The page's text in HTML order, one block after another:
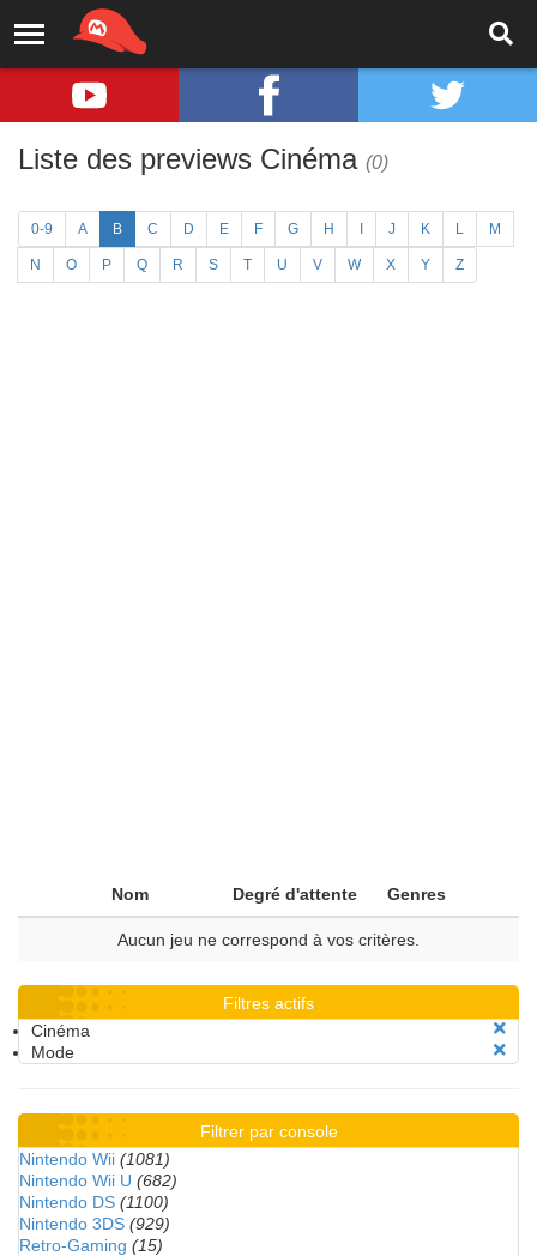
Liste des previews Cinéma (0)
0-9 A B C D E F G H J K L M
N O P Q R S T U V W X Y Z
Nom Degré d'attente Genres
Aucun jeu ne correspond à vos critères.
Filtres actifs
Cinéma
Mode
Filtrer par console
Nintendo Wii (1081)
Nintendo Wii U (682)
Nintendo DS (1100)
Nintendo 3DS (929)
Retro-Gaming (15)